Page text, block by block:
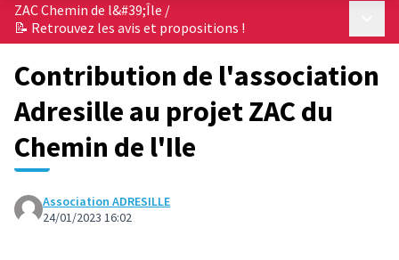
ZAC Chemin de l&#39;Île /
📝 Retrouvez les avis et propositions !
Contribution de l'association
Adresille au projet ZAC du
Chemin de l'Ile
Association ADRESILLE
24/01/2023 16:02